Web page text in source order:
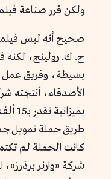
ولكن قرر صناعة
صحيح أنه ليس
ج. ك. رولينج، لكنه
بسيطة، وفريق
طريق حملة تمويل
كانت الحملة لم
شركة «وارنر برذرز»،